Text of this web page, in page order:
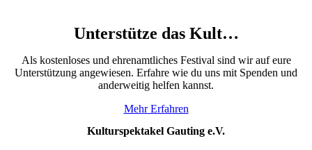
Unterstütze das Kult…
Als kostenloses und ehrenamtliches Festival sind wir auf eure
Unterstützung angewiesen. Erfahre wie du uns mit Spenden und
anderweitig helfen kannst.
Mehr Erfahren
Kulturspektakel Gauting e.V.